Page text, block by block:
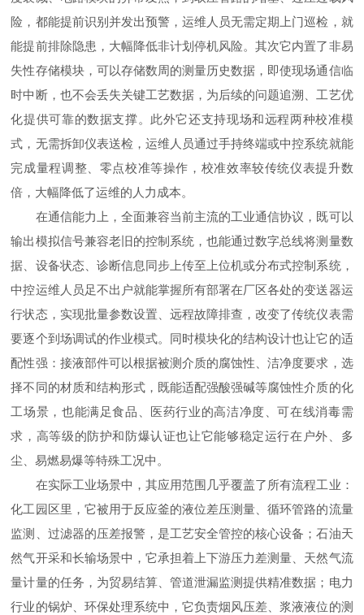
险，都能提前识别并发出预警，运维人员无需定期上门巡检，就
能提前排除隐患，大幅降低非计划停机风险。其次它内置了非易
失性存储模块，可以存储数周的测量历史数据，即使现场通信临
时中断，也不会丢失关键工艺数据，为后续的问题追溯、工艺优
化提供可靠的数据支撑。此外它还支持现场和远程两种校准模
式，无需拆卸仪表送检，运维人员通过手持终端或中控系统就能
完成量程调整、零点校准等操作，校准效率较传统仪表提升数
倍，大幅降低了运维的人力成本。
在通信能力上，全面兼容当前主流的工业通信协议，既可以
输出模拟信号兼容老旧的控制系统，也能通过数字总线将测量数
据、设备状态、诊断信息同步上传至上位机或分布式控制系统，
中控运维人员足不出户就能掌握所有部署在厂区各处的变送器运
行状态，实现批量参数设置、远程故障排查，改变了传统仪表需
要逐个到场调试的作业模式。同时模块化的结构设计也让它的适
配性强：接液部件可以根据被测介质的腐蚀性、洁净度要求，选
择不同的材质和结构形式，既能适配强酸强碱等腐蚀性介质的化
工场景，也能满足食品、医药行业的高洁净度、可在线消毒需
求，高等级的防护和防爆认证也让它能够稳定运行在户外、多
尘、易燃易爆等特殊工况中。
在实际工业场景中，其应用范围几乎覆盖了所有流程工业：
化工园区里，它被用于反应釜的液位差压测量、循环管路的流量
监测、过滤器的压差报警，是工艺安全管控的核心设备；石油天
然气开采和长输场景中，它承担着上下游压力差测量、天然气流
量计量的任务，为贸易结算、管道泄漏监测提供精准数据；电力
行业的锅炉、环保处理系统中，它负责烟风压差、浆液液位的测